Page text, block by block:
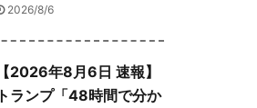
2026/8/6
【2026年8月6日 速報】
トランプ「48時間で分か